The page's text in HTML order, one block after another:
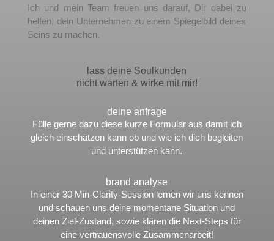
Ich und mein Team freuen uns darauf, Dir dabei zu
helfen, dein Unternehmen zu einem Spiegelbild deines
Seins zu machen.
lass deine Soulkunden
nicht warten & wirke mit mir!
deine anfrage
Fülle gerne dazu diese kurze Formular aus damit ich
gleich einschätzen kann ob und wie ich dich begleiten
und unterstützen kann.
brand analyse
In einer 30 Min-Clarity-Session lernen wir uns kennen
und schauen uns deine momentane Situation und
deinen Ziel-Zustand, sowie klären die Next-Steps für
eine vertrauensvolle Zusammenarbeit!